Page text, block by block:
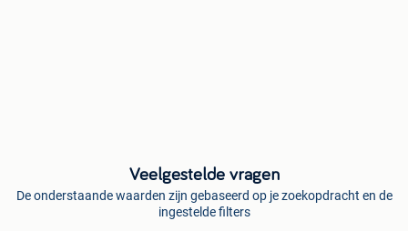
Veelgestelde vragen
De onderstaande waarden zijn gebaseerd op je zoekopdracht en de
ingestelde filters